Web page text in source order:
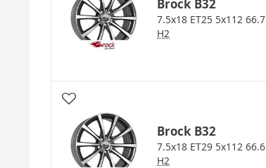
Brock B32
7.5x18 ET25 5x112 66.7
H2
Brock B32
7.5x18 ET29 5x112 66.6
H2